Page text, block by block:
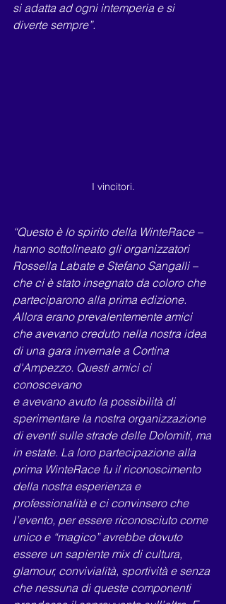
si adatta ad ogni intemperia e si
diverte sempre”.
I vincitori.
“Questo è lo spirito della WinteRace –
hanno sottolineato gli organizzatori
Rossella Labate e Stefano Sangalli –
che ci è stato insegnato da coloro che
parteciparono alla prima edizione.
Allora erano prevalentemente amici
che avevano creduto nella nostra idea
di una gara invernale a Cortina
d'Ampezzo. Questi amici ci
conoscevano
e avevano avuto la possibilità di
sperimentare la nostra organizzazione
di eventi sulle strade delle Dolomiti, ma
in estate. La loro partecipazione alla
prima WinteRace fu il riconoscimento
della nostra esperienza e
professionalità e ci convinsero che
l’evento, per essere riconosciuto come
unico e “magico” avrebbe dovuto
essere un sapiente mix di cultura,
glamour, convivialità, sportività e senza
che nessuna di queste componenti